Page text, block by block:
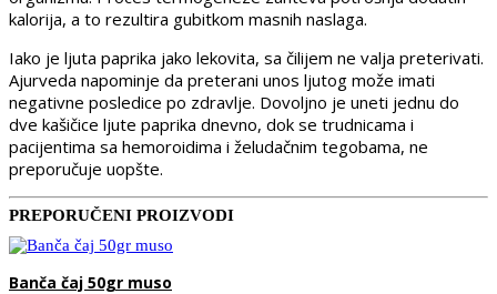
kalorija, a to rezultira gubitkom masnih naslaga.
Iako je ljuta paprika jako lekovita, sa čilijem ne valja preterivati.
Ajurveda napominje da preterani unos ljutog može imati
negativne posledice po zdravlje. Dovoljno je uneti jednu do
dve kašičice ljute paprika dnevno, dok se trudnicama i
pacijentima sa hemoroidima i želudačnim tegobama, ne
preporučuje uopšte.
PREPORUČENI PROIZVODI
Banča čaj 50gr muso